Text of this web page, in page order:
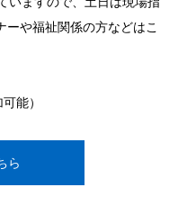
や福祉関係の方などはこ
能）
ら